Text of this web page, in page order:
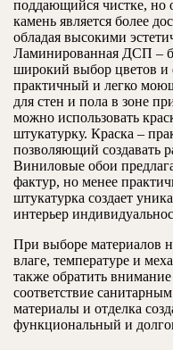
поддающийся чистке, но
камень является более
обладая высокими
Ламинированная ДСП –
широкий выбор цветов и
практичный и легко
для стен и пола в зоне
можно использовать
штукатурку. Краска –
позволяющий создавать
Виниловые обои
фактур, но менее
штукатурка создает
интерьер
При выборе материалов
влаге, температуре и
также обратить
соответствие
материалы и отделка
функциональный и